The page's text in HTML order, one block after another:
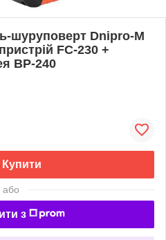
шуруповерт Dnipro-M
FC-230 +
BP-240
Купити
або
з